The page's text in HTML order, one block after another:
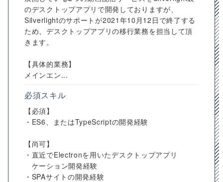
のデスクトップアプリで開発しておりますが、
Silverlightのサポートが2021年10月12日で終了する
ため、デスクトップアプリの移行業務を担当して頂
きます。
【具体的業務】
メインエン...
必須スキル
【必須】
・ES6、またはTypeScriptの開発経験
【尚可】
・直近でElectronを用いたデスクトップアプリ
ケーション開発経験
・SPAサイトの開発経験